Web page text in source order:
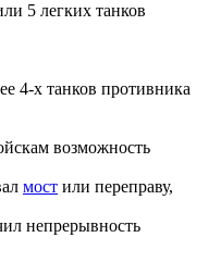
5 легких танков
4-х танков противника
возможность
мост или переправу,
непрерывность